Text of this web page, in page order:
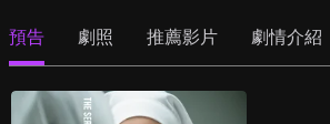
預告 劇照 推薦影片 劇情介紹